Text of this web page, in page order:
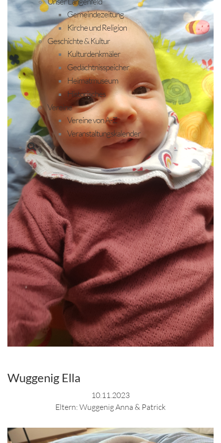
Gemeindezeitung
Kirche und Religion
Geschichte & Kultur
Kulturdenkmäler
Gedächtnisspeicher
Heimatmuseum
Historisches
Vereine
Vereine von A-Z
Veranstaltungskalender
Wuggenig Ella
10.11.2023
Eltern: Wuggenig Anna & Patrick